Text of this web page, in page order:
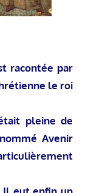
racontée par
le roi
pleine de
Avenir